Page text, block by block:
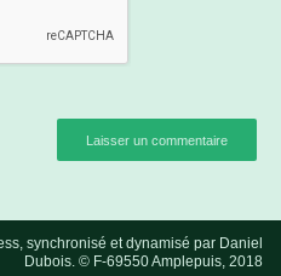
synchronisé et dynamisé par Daniel
Dubois. © F-69550 Amplepuis, 2018